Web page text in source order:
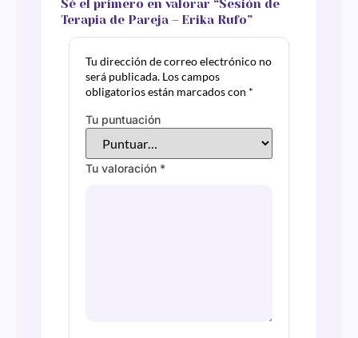
Sé el primero en valorar “Sesión de
Terapia de Pareja – Erika Rufo”
Tu dirección de correo electrónico no
será publicada. Los campos
obligatorios están marcados con *
Tu puntuación
Tu valoración *